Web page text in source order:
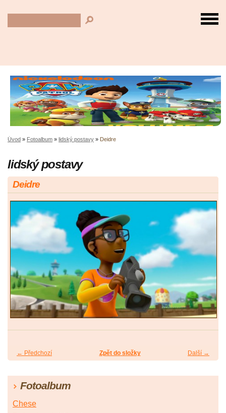
Úvod » Fotoalbum » lidský postavy » Deidre
lidský postavy
Deidre
← Předchozí Další →
Zpět do složky
Fotoalbum
Chese